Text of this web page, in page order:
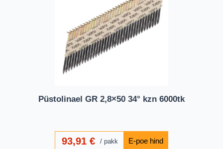
Püstolinael GR 2,8×50 34° kzn 6000tk
93,91€ pakk